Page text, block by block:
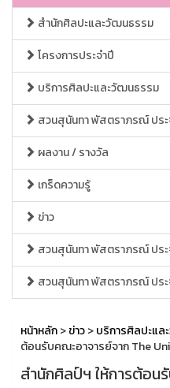
สำนักศิลปะและวัฒนธรรม
โครงการประจำปี
บริการศิลปะและวัฒนธรรม
สวนสุนันทา พัสตราภรณ์ ปร
ผลงาน / รางวัล
เกร็ดความรู้
ข่าว
สวนสุนันทา พัสตราภรณ์ ปร
สวนสุนันทา พัสตราภรณ์ ปร
หน้าหลัก>ข่าว>บริการศิลปะแ
ต้อนรับคณะอาจารย์จาก The
สำนักศิลป์ฯ ให้การต้อน